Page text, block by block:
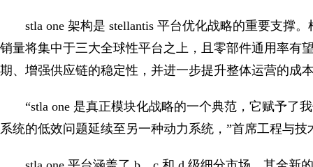
stla one 架构是 stellantis 平台优化战略的重要支撑
销量将集中于三大全球性平台之上，且零部件通用率有
期、增强供应链的稳定性，并进一步提升整体运营的成
“stla one 是真正模块化战略的一个典范，它赋予了
系统的低效问题延续至另一种动力系统，”首席工程与技